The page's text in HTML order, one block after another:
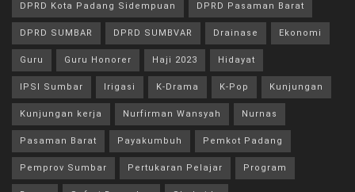
DPRD Kota Padang Sidempuan DPRD Pasaman Barat
DPRD SUMBAR DPRD SUMBVAR Drainase Ekonomi
Guru Guru Honorer Haji 2023 Hidayat
IPSI Sumbar Irigasi K-Drama K-Pop Kunjungan
Kunjungan kerja Nurfirman Wansyah Nurnas
Pasaman Barat Payakumbuh Pemkot Padang
Pemprov Sumbar Pertukaran Pelajar Program